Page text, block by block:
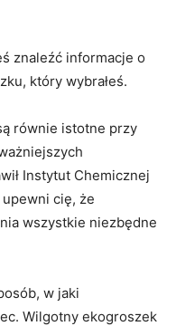
znaleźć informacje o
który wybrałeś.
równie istotne przy
Instytut Chemicznej
cię, że
wszystkie niezbędne
w jaki
Wilgotny ekogroszek